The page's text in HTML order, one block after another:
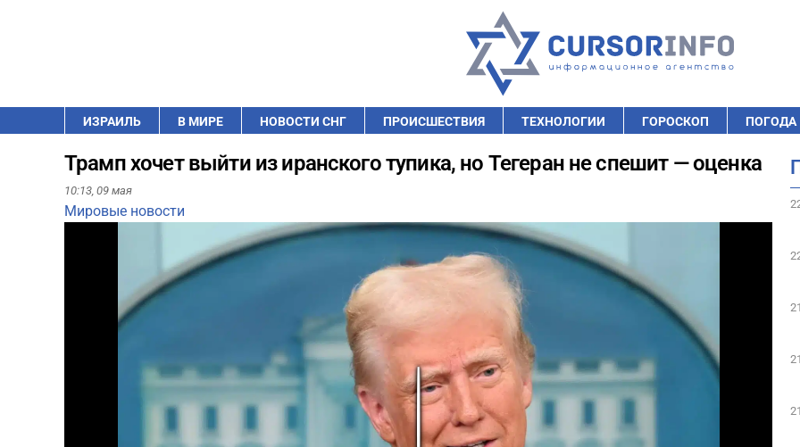
ИЗРАИЛЬ В МИРЕ НОВОСТИ СНГ ПРОИСШЕСТВИЯ ТЕХНОЛОГИИ ГОРОСКОП ПОГОДА
Трамп хочет выйти из иранского тупика, но Тегеран не спешит — оценка
10:13, 09 мая
Мировые новости
Play